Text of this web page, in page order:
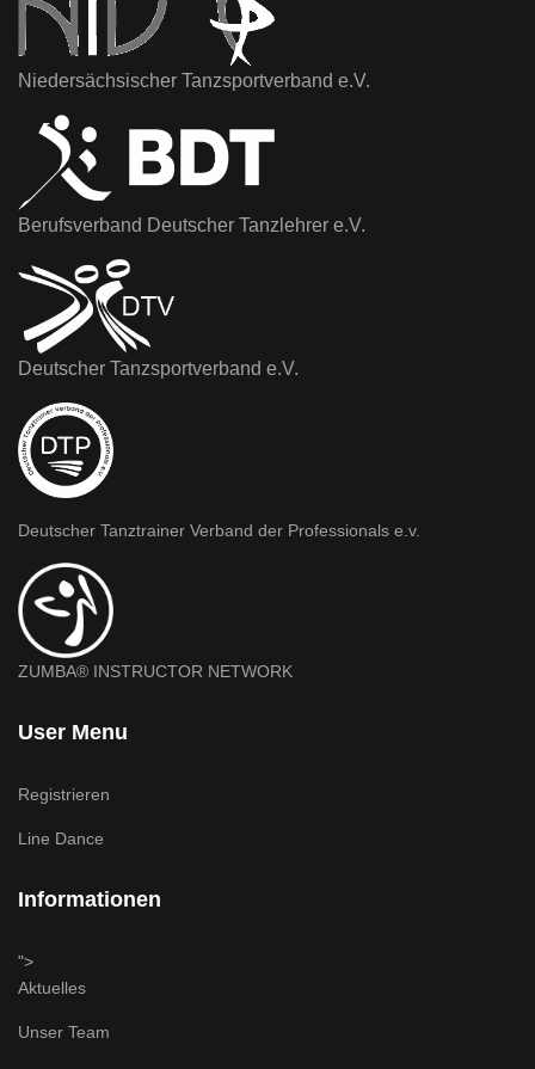
Niedersächsischer Tanzsportverband e.V.
Berufsverband Deutscher Tanzlehrer e.V.
Deutscher Tanzsportverband e.V.
Deutscher Tanztrainer Verband der Professionals e.v.
ZUMBA® INSTRUCTOR NETWORK
User Menu
Registrieren
Line Dance
Informationen
">
Aktuelles
Unser Team